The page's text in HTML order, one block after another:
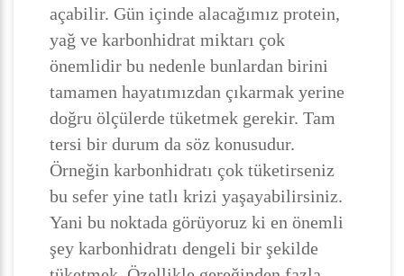
açabilir. Gün içinde alacağımız protein,
yağ ve karbonhidrat miktarı çok
önemlidir bu nedenle bunlardan birini
tamamen hayatımızdan çıkarmak yerine
doğru ölçülerde tüketmek gerekir. Tam
tersi bir durum da söz konusudur.
Örneğin karbonhidratı çok tüketirseniz
bu sefer yine tatlı krizi yaşayabilirsiniz.
Yani bu noktada görüyoruz ki en önemli
şey karbonhidratı dengeli bir şekilde